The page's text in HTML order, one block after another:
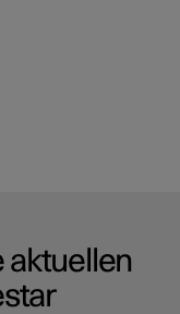
aktuellen